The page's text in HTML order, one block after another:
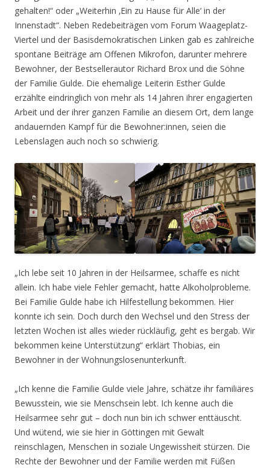
gehalten!“ oder „Weiterhin ‚Ein zu Hause für Alle‘ in der
Innenstadt“. Neben Redebeiträgen vom Forum Waageplatz-
Viertel und der Basisdemokratischen Linken gab es zahlreiche
spontane Beiträge am Offenen Mikrofon, darunter mehrere
Bewohner, der Bestsellerautor Richard Brox und die Söhne
der Familie Gulde. Die ehemalige Leiterin Esther Gulde
erzählte eindringlich von mehr als 14 Jahren ihrer engagierten
Arbeit und der ihrer ganzen Familie an diesem Ort, dem lange
andauernden Kampf für die Bewohner:innen, seien die
Lebenslagen auch noch so schwierig.
„Ich lebe seit 10 Jahren in der Heilsarmee, schaffe es nicht
allein. Ich habe viele Fehler gemacht, hatte Alkoholprobleme.
Bei Familie Gulde habe ich Hilfestellung bekommen. Hier
konnte ich sein. Doch durch den Wechsel und den Stress der
letzten Wochen ist alles wieder rückläufig, geht es bergab. Wir
bekommen keine Unterstützung“ erklärt Thobias, ein
Bewohner in der Wohnungslosenunterkunft.
„Ich kenne die Familie Gulde viele Jahre, schätze ihr familiäres
Bewusstein, wie sie Menschsein lebt. Ich kenne auch die
Heilsarmee sehr gut – doch nun bin ich schwer enttäuscht.
Und wütend, wie sie hier in Göttingen mit Gewalt
reinschlagen, Menschen in soziale Ungewissheit stürzen. Die
Rechte der Bewohner und der Familie werden mit Füßen